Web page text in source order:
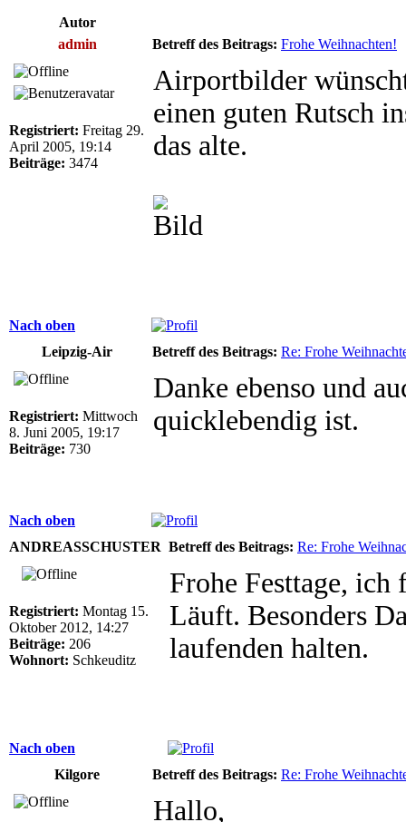
Autor
admin
Betreff des Beitrags: Frohe Weihnachten!
Registriert: Freitag 29.
April 2005, 19:14
Beiträge: 3474
Airportbilder
einen guten Rutsch
das alte.
Nach oben
Leipzig-Air
Betreff des Beitrags: Re: Frohe
Registriert: Mittwoch
8. Juni 2005, 19:17
Beiträge: 730
Danke ebenso und
quicklebendig ist.
Nach oben
ANDREASSCHUSTER Betreff des Beitrags: Re: Frohe
Registriert: Montag 15.
Oktober 2012, 14:27
Beiträge: 206
Wohnort: Schkeuditz
Frohe Festtage, ich
Läuft. Besonders
laufenden halten.
Nach oben
Kilgore
Betreff des Beitrags: Re: Frohe
Hallo,